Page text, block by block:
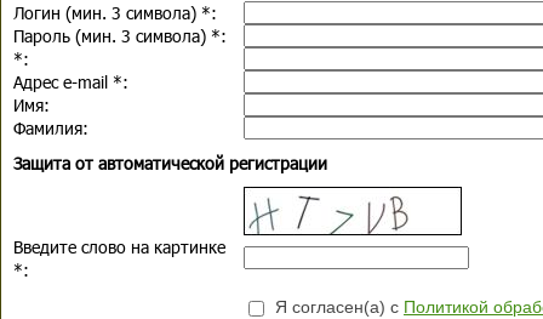
Логин (мин. 3 символа) *:
Пароль (мин. 3 символа) *:
*:
Адрес e-mail *:
Имя:
Фамилия:
Защита от автоматической регистрации
Введите слово на картинке
*:
Я согласен(а) с Политикой